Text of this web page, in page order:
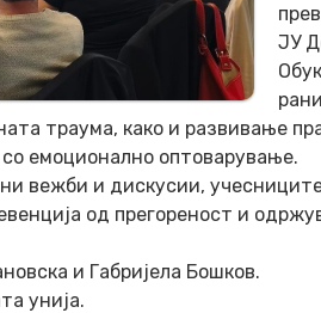
ЈУ
траума, како и развивање
емоционално оптоварување.
вежби и дискусии,
од прегореност и
и Габријела Бошков.
унија.